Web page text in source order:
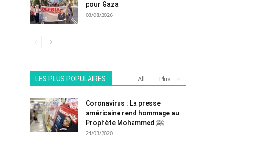
pour Gaza
03/08/2026
LES PLUS POPULAIRES All Plus
Coronavirus : La presse
américaine rend hommage au
Prophète Mohammed ﷺ
24/03/2020